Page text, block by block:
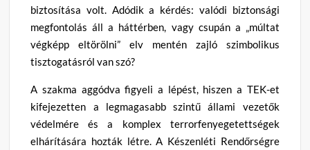
biztosítása volt. Adódik a kérdés: valódi biztonsági
megfontolás áll a háttérben, vagy csupán a „múltat
végképp eltörölni” elv mentén zajló szimbolikus
tisztogatásról van szó?
A szakma aggódva figyeli a lépést, hiszen a TEK-et
kifejezetten a legmagasabb szintű állami vezetők
védelmére és a komplex terrorfenyegetettségek
elhárítására hozták létre. A Készenléti Rendőrségre